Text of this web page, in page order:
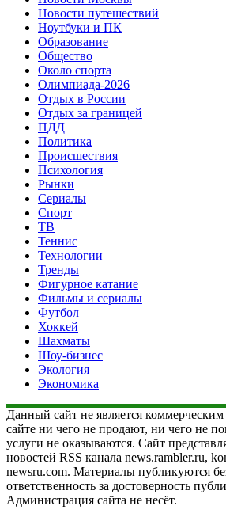
Новости путешествий
Ноутбуки и ПК
Образование
Общество
Около спорта
Олимпиада-2026
Отдых в России
Отдых за границей
ПДД
Политика
Происшествия
Психология
Рынки
Сериалы
Спорт
ТВ
Теннис
Технологии
Тренды
Фигурное катание
Фильмы и сериалы
Футбол
Хоккей
Шахматы
Шоу-бизнес
Экология
Экономика
Данный сайт не является
сайте ни чего не продают, ни чего не
услуги не оказываются. Сайт
новостей RSS канала news.rambler.ru,
newsru.com. Материалы публикуются
ответственность за достоверность
Администрация сайта не несёт.